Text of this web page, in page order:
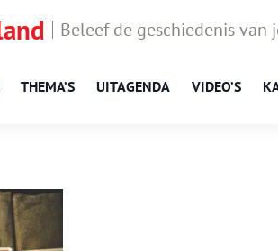
Beleef de geschiedenis van
THEMA’S UITAGENDA VIDEO’S